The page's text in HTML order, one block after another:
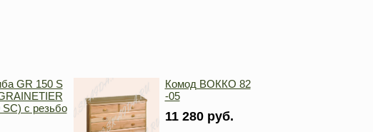
GR 150 S
SC) с резьбо
Комод ВОККО 82
-05
11 280 руб.